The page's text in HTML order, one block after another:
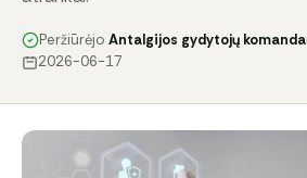
Peržiūrėjo Antalgijos gydytojų komanda
2026-06-17